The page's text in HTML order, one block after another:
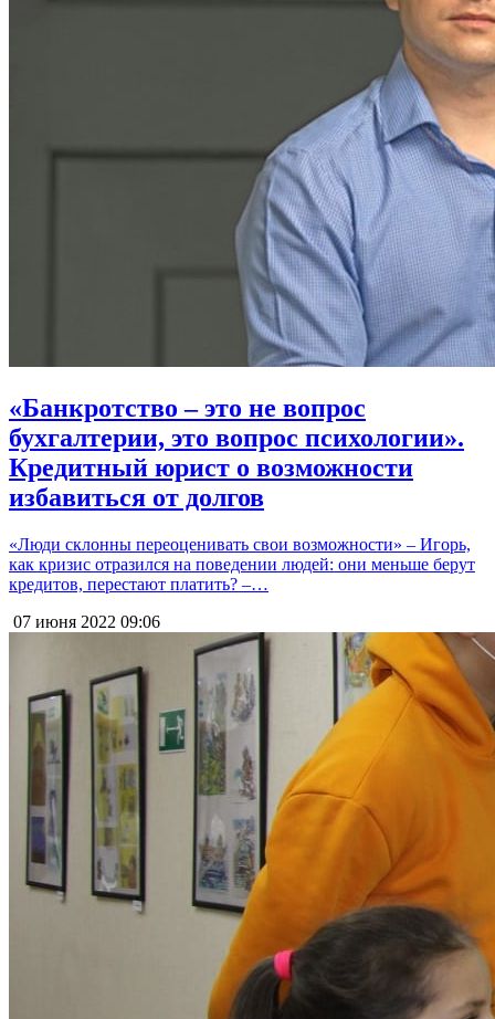
«Банкротство – это не вопрос
бухгалтерии, это вопрос психологии».
Кредитный юрист о возможности
избавиться от долгов
«Люди склонны переоценивать свои возможности» – Игорь,
как кризис отразился на поведении людей: они меньше берут
кредитов, перестают платить? –…
07 июня 2022 09:06